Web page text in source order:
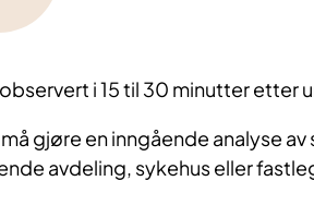
i 15 til 30 minutter etter
gjøre en inngående analyse
avdeling, sykehus eller